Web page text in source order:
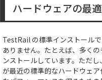
ハードウェアの最
TestRail の標準インストール
ありません。たとえば、多く
ンストールしています。ただ
が最近の標準的なハードウェ